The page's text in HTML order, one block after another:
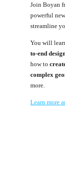
Join Boyan
powerful
streamline
You will
to-end
how to
complex
more.
Learn more